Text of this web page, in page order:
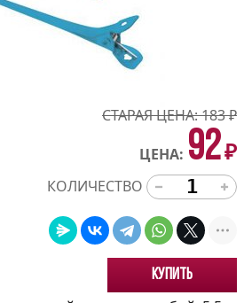
СТАРАЯ ЦЕНА:183₽
ЦЕНА: 92₽
КОЛИЧЕСТВО
Купить